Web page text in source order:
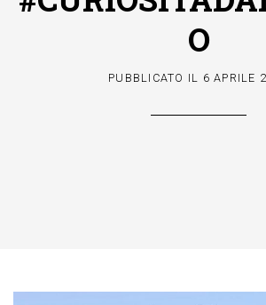
O
PUBBLICATO IL 6 APRILE